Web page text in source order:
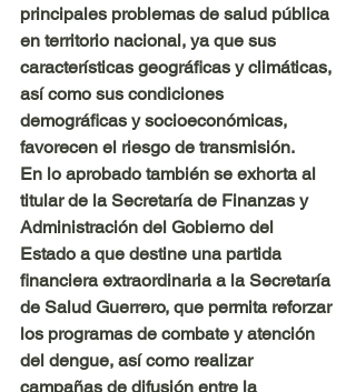
principales problemas de salud pública
en territorio nacional, ya que sus
características geográficas y climáticas,
así como sus condiciones
demográficas y socioeconómicas,
favorecen el riesgo de transmisión.
En lo aprobado también se exhorta al
titular de la Secretaría de Finanzas y
Administración del Gobierno del
Estado a que destine una partida
financiera extraordinaria a la Secretaría
de Salud Guerrero, que permita reforzar
los programas de combate y atención
del dengue, así como realizar
campañas de difusión entre la